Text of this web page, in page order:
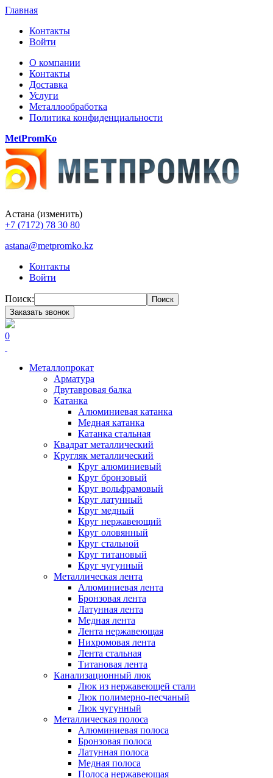
Главная
Контакты
Войти
О компании
Контакты
Доставка
Услуги
Металлообработка
Политика конфиденциальности
MetPromKo
Астана (изменить)
+7 (7172) 78 30 80
astana@metpromko.kz
Контакты
Войти
Поиск:
Поиск
Заказать звонок
0
Металлопрокат
Арматура
Двутавровая балка
Катанка
Алюминиевая катанка
Медная катанка
Катанка стальная
Квадрат металлический
Кругляк металлический
Круг алюминиевый
Круг бронзовый
Круг вольфрамовый
Круг латунный
Круг медный
Круг нержавеющий
Круг оловянный
Круг стальной
Круг титановый
Круг чугунный
Металлическая лента
Алюминиевая лента
Бронзовая лента
Латунная лента
Медная лента
Лента нержавеющая
Нихромовая лента
Лента стальная
Титановая лента
Канализационный люк
Люк из нержавеющей стали
Люк полимерно-песчаный
Люк чугунный
Металлическая полоса
Алюминиевая полоса
Бронзовая полоса
Латунная полоса
Медная полоса
Полоса нержавеющая